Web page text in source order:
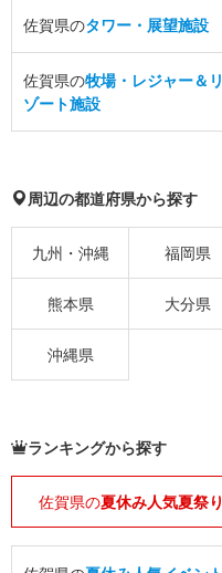
佐賀県のタワー・展望施設
佐賀県の牧場・レジャー＆リ
ゾート施設
周辺の都道府県から探す
九州・沖縄 福岡県
熊本県 大分県
沖縄県
ランキングから探す
佐賀県の夏休み人気夏祭り